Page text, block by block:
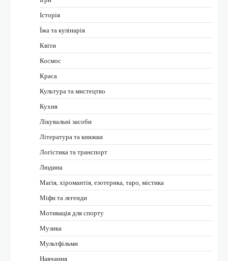
Історія
Їжа та кулінарія
Квіти
Космос
Краса
Культура та мистецтво
Кухня
Лікувальні засоби
Література та книжки
Логістика та транспорт
Людина
Магія, хіромантія, езотерика, таро, містика
Міфи та легенди
Мотивація для спорту
Музика
Мультфільми
Навчання